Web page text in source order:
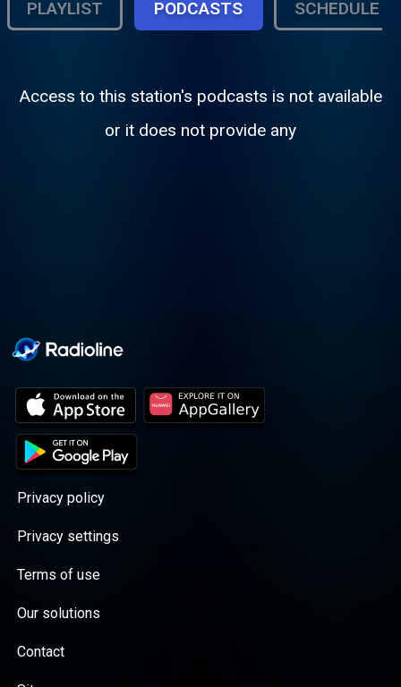
PLAYLIST PODCASTS SCHEDULE
Access to this station's podcasts is not available
or it does not provide any
Privacy policy
Privacy settings
Terms of use
Our solutions
Contact